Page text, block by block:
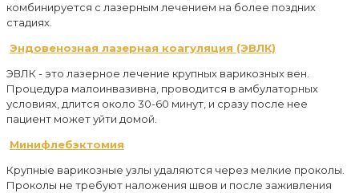
комбинируется с лазерным лечением на более поздних
стадиях.
Эндовенозная лазерная коагуляция (ЭВЛК)
ЭВЛК - это лазерное лечение крупных варикозных вен.
Процедура малоинвазивна, проводится в амбулаторных
условиях, длится около 30-60 минут, и сразу после нее
пациент может уйти домой.
Минифлебэктомия
Крупные варикозные узлы удаляются через мелкие проколы.
Проколы не требуют наложения швов и после заживления